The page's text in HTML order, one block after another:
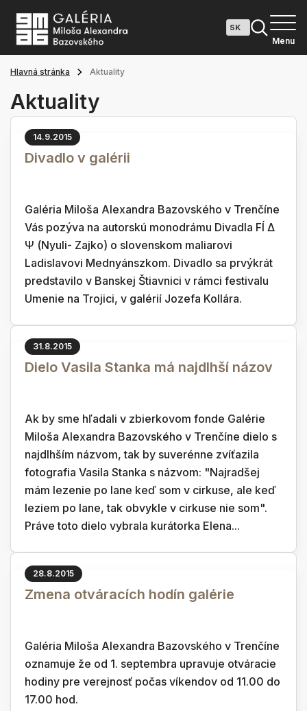
Menu
Hlavná stránka Aktuality
Aktuality
14.9.2015
Divadlo v galérii
Galéria Miloša Alexandra Bazovského v Trenčíne
Vás pozýva na autorskú monodrámu Divadla FÍ Δ
Ψ (Nyuli- Zajko) o slovenskom maliarovi
Ladislavovi Mednyánszkom. Divadlo sa prvýkrát
predstavilo v Banskej Štiavnici v rámci festivalu
Umenie na Trojici, v galérií Jozefa Kollára.
31.8.2015
Dielo Vasila Stanka má najdlhší názov
Ak by sme hľadali v zbierkovom fonde Galérie
Miloša Alexandra Bazovského v Trenčíne dielo s
najdlhším názvom, tak by suverénne zvíťazila
fotografia Vasila Stanka s názvom: "Najradšej
mám lezenie po lane keď som v cirkuse, ale keď
leziem po lane, tak obvykle v cirkuse nie som".
Práve toto dielo vybrala kurátorka Elena...
28.8.2015
Zmena otváracích hodín galérie
Galéria Miloša Alexandra Bazovského v Trenčíne
oznamuje že od 1. septembra upravuje otváracie
hodiny pre verejnosť počas víkendov od 11.00 do
17.00 hod.